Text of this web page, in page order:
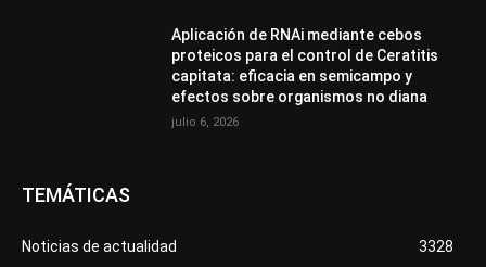
Aplicación de RNAi mediante cebos
proteicos para el control de Ceratitis
capitata: eficacia en semicampo y
efectos sobre organismos no diana
julio 6, 2026
TEMÁTICAS
Noticias de actualidad
3328